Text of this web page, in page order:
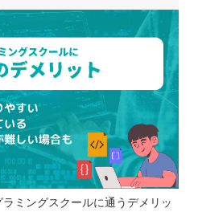
ミングスクールに通うデメリッ